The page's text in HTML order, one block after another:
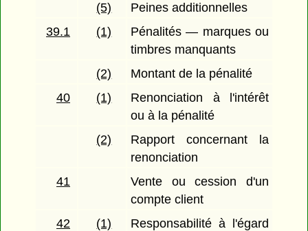
(5)
Peines additionnelles
39.1
(1)
Pénalités — marques ou
timbres manquants
(2)
Montant de la pénalité
40
(1)
Renonciation à l'intérêt
ou à la pénalité
(2)
Rapport concernant la
renonciation
41
Vente ou cession d'un
compte client
42
(1) Responsabilité à l'égard